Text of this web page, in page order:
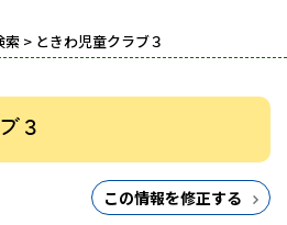
索 > ときわ児童クラブ３
３
この情報を修正する